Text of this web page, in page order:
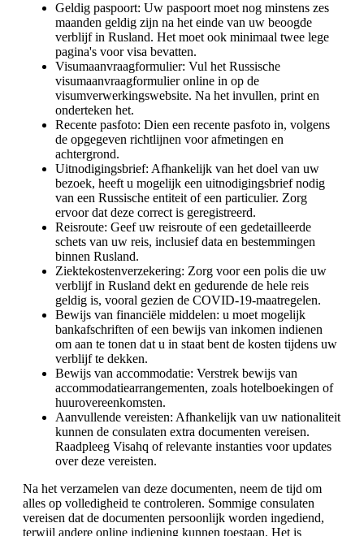
Geldig paspoort: Uw paspoort moet nog minstens zes
maanden geldig zijn na het einde van uw beoogde
verblijf in Rusland. Het moet ook minimaal twee lege
pagina's voor visa bevatten.
Visumaanvraagformulier: Vul het Russische
visumaanvraagformulier online in op de
visumverwerkingswebsite. Na het invullen, print en
onderteken het.
Recente pasfoto: Dien een recente pasfoto in, volgens
de opgegeven richtlijnen voor afmetingen en
achtergrond.
Uitnodigingsbrief: Afhankelijk van het doel van uw
bezoek, heeft u mogelijk een uitnodigingsbrief nodig
van een Russische entiteit of een particulier. Zorg
ervoor dat deze correct is geregistreerd.
Reisroute: Geef uw reisroute of een gedetailleerde
schets van uw reis, inclusief data en bestemmingen
binnen Rusland.
Ziektekostenverzekering: Zorg voor een polis die uw
verblijf in Rusland dekt en gedurende de hele reis
geldig is, vooral gezien de COVID-19-maatregelen.
Bewijs van financiële middelen: u moet mogelijk
bankafschriften of een bewijs van inkomen indienen
om aan te tonen dat u in staat bent de kosten tijdens uw
verblijf te dekken.
Bewijs van accommodatie: Verstrek bewijs van
accommodatiearrangementen, zoals hotelboekingen of
huurovereenkomsten.
Aanvullende vereisten: Afhankelijk van uw nationaliteit
kunnen de consulaten extra documenten vereisen.
Raadpleeg Visahq of relevante instanties voor updates
over deze vereisten.
Na het verzamelen van deze documenten, neem de tijd om
alles op volledigheid te controleren. Sommige consulaten
vereisen dat de documenten persoonlijk worden ingediend,
terwijl andere online indiening kunnen toestaan. Het is